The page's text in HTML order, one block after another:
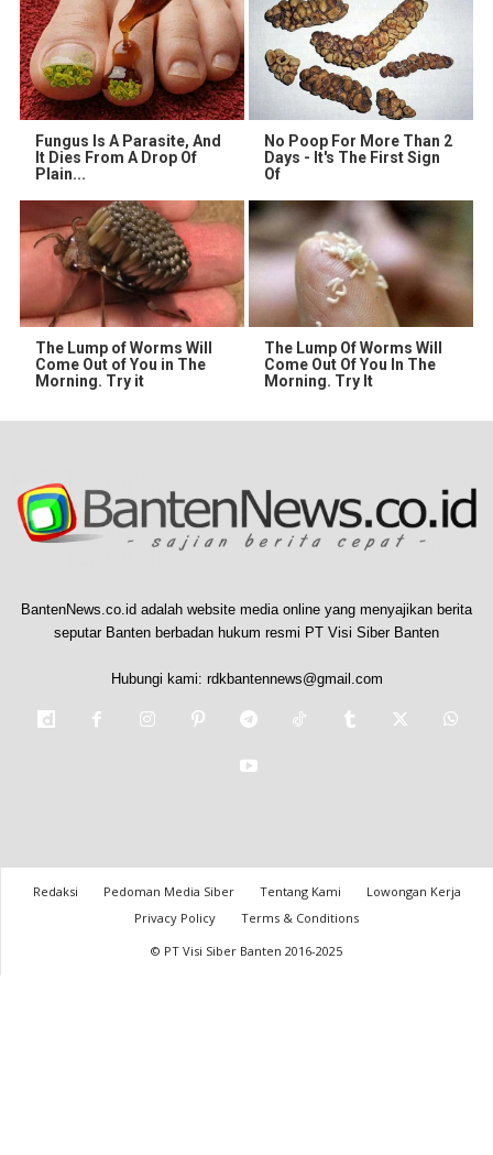
Fungus Is A Parasite, And
It Dies From A Drop Of
Plain...
No Poop For More Than 2
Days - It's The First Sign
Of
The Lump of Worms Will
Come Out of You in The
Morning. Try it
The Lump Of Worms Will
Come Out Of You In The
Morning. Try It
BantenNews.co.id adalah website media online yang menyajikan berita
seputar Banten berbadan hukum resmi PT Visi Siber Banten
Hubungi kami: rdkbantennews@gmail.com
Redaksi Pedoman Media Siber Tentang Kami
Lowongan Kerja
Privacy Policy
Terms & Conditions
© PT Visi Siber Banten 2016-2025